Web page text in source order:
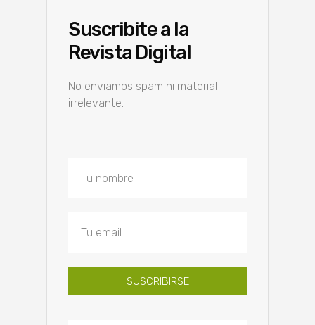
Suscribite a la
Revista Digital
No enviamos spam ni material
irrelevante.
SUSCRIBIRSE